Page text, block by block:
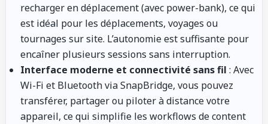
recharger en déplacement (avec power-bank), ce qui
est idéal pour les déplacements, voyages ou
tournages sur site. L’autonomie est suffisante pour
encaîner plusieurs sessions sans interruption.
Interface moderne et connectivité sans fil : Avec
Wi-Fi et Bluetooth via SnapBridge, vous pouvez
transférer, partager ou piloter à distance votre
appareil, ce qui simplifie les workflows de content